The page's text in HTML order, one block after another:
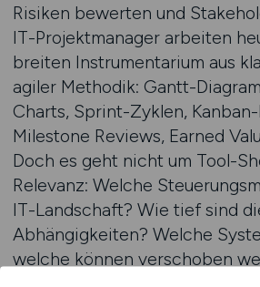
Risiken bewerten und
IT-Projektmanager arbeiten
breiten Instrumentarium aus
agiler Methodik: Gantt-
Charts, Sprint-Zyklen,
Milestone Reviews, Earned
Doch es geht nicht um Tool-
Relevanz: Welche
IT-Landschaft? Wie tief sind
Abhängigkeiten? Welche
welche können verschoben